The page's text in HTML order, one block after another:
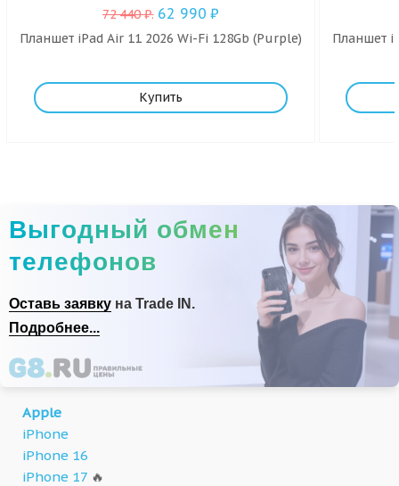
72 440₽. 62 990₽
Планшет iPad Air 11 2026 Wi-Fi 128Gb (Purple)
Купить
Планшет
Выгодный обмен
телефонов
Оставь заявку на Trade IN.
Подробнее...
Apple
iPhone
iPhone 16
iPhone 17 🔥